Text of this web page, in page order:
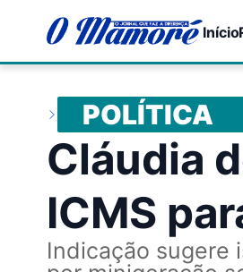
Início
POLÍTICA
Cláudia
ICMS
Indicação sugere